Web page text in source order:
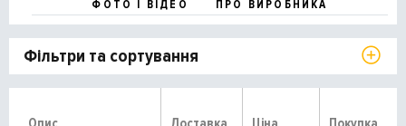
ФОТО І ВІДЕО
ПРО ВИРОБНИКА
Фільтри та сортування